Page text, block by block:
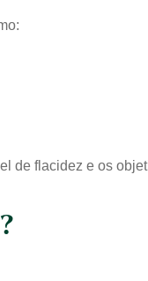
de flacidez e os